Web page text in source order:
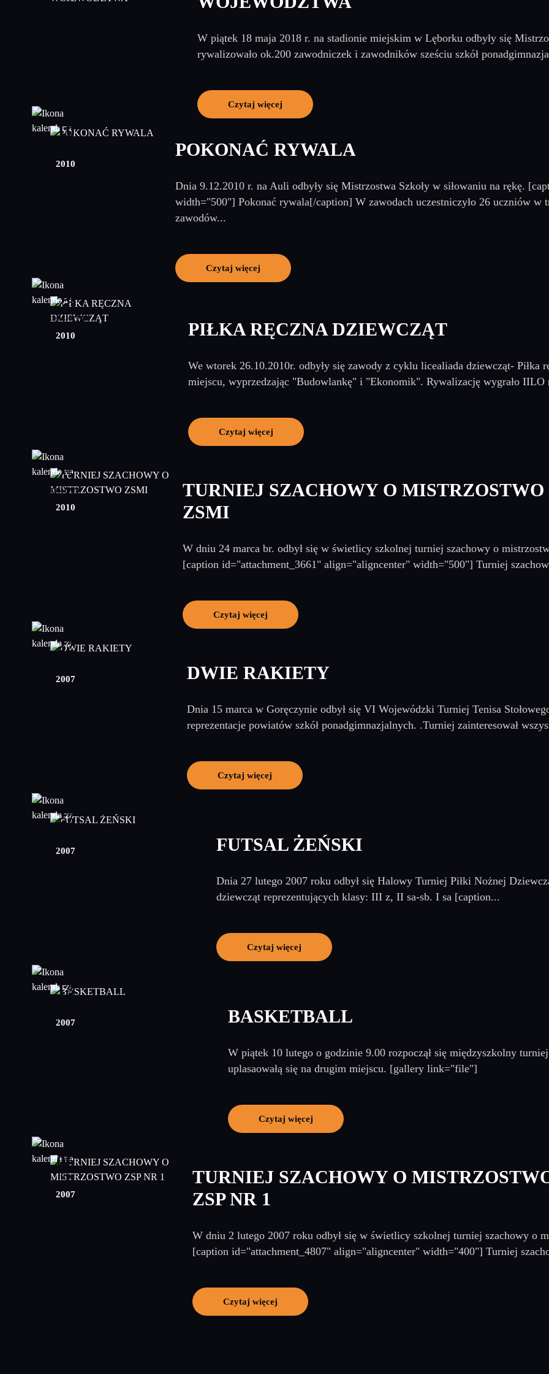
W piątek 18 maja 2018 r. na stadionie miejskim w Lęborku odbyły się
rywalizowało ok.200 zawodniczek i zawodników sześciu szkół
Czytaj więcej
10
2010
POKONAĆ RYWALA
Dnia 9.12.2010 r. na Auli odbyły się Mistrzostwa Szkoły w siłowaniu na rękę.
width="500"] Pokonać rywala[/caption] W zawodach uczestniczyło 26 uczniów w
zawodów...
Czytaj więcej
28
październik
2010
PIŁKA RĘCZNA DZIEWCZĄT
We wtorek 26.10.2010r. odbyły się zawody z cyklu licealiada dziewcząt- Piłka
miejscu, wyprzedzając "Budowlankę" i "Ekonomik". Rywalizację wygrało
Czytaj więcej
25
marzec
2010
TURNIEJ SZACHOWY O MISTRZOSTWO
ZSMI
W dniu 24 marca br. odbył się w świetlicy szkolnej turniej szachowy o
[caption id="attachment_3661" align="aligncenter" width="500"] Turniej
Czytaj więcej
22
2007
DWIE RAKIETY
Dnia 15 marca w Goręczynie odbył się VI Wojewódzki Turniej Tenisa
reprezentacje powiatów szkół ponadgimnazjalnych. .Turniej zainteresował
Czytaj więcej
27
2007
FUTSAL ŻEŃSKI
Dnia 27 lutego 2007 roku odbył się Halowy Turniej Piłki Nożnej
dziewcząt reprezentujących klasy: III z, II sa-sb. I sa [caption...
Czytaj więcej
13
2007
BASKETBALL
W piątek 10 lutego o godzinie 9.00 rozpoczął się międzyszkolny
uplasaowałą się na drugim miejscu. [gallery link="file"]
Czytaj więcej
06
luty
2007
TURNIEJ SZACHOWY O
ZSP NR 1
W dniu 2 lutego 2007 roku odbył się w świetlicy szkolnej turniej szachowy o
[caption id="attachment_4807" align="aligncenter" width="400"] Turniej
Czytaj więcej